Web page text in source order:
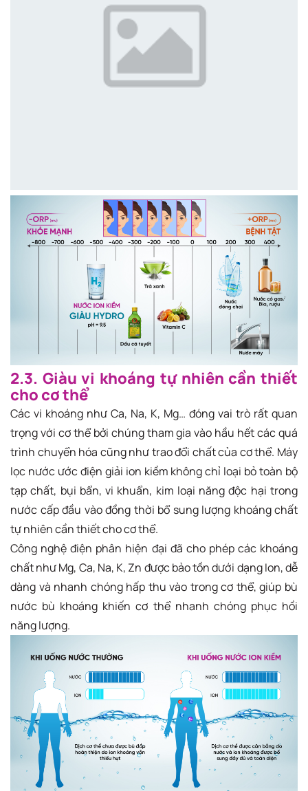
2.3. Giàu vi khoáng tự nhiên cần thiết
cho cơ thể
Các vi khoáng như Ca, Na, K, Mg… đóng vai trò rất quan
trọng với cơ thể bởi chúng tham gia vào hầu hết các quá
trình chuyển hóa cũng như trao đổi chất của cơ thể. Máy
lọc nước ước điện giải ion kiềm không chỉ loại bỏ toàn bộ
tạp chất, bụi bẩn, vi khuẩn, kim loại năng độc hại trong
nước cấp đầu vào đồng thời bổ sung lượng khoáng chất
tự nhiên cần thiết cho cơ thể.
Công nghệ điện phân hiện đại đã cho phép các khoáng
chất như Mg, Ca, Na, K, Zn được bảo tồn dưới dạng Ion, dễ
dàng và nhanh chóng hấp thu vào trong cơ thể, giúp bù
nước bù khoáng khiến cơ thể nhanh chóng phục hồi
năng lượng.